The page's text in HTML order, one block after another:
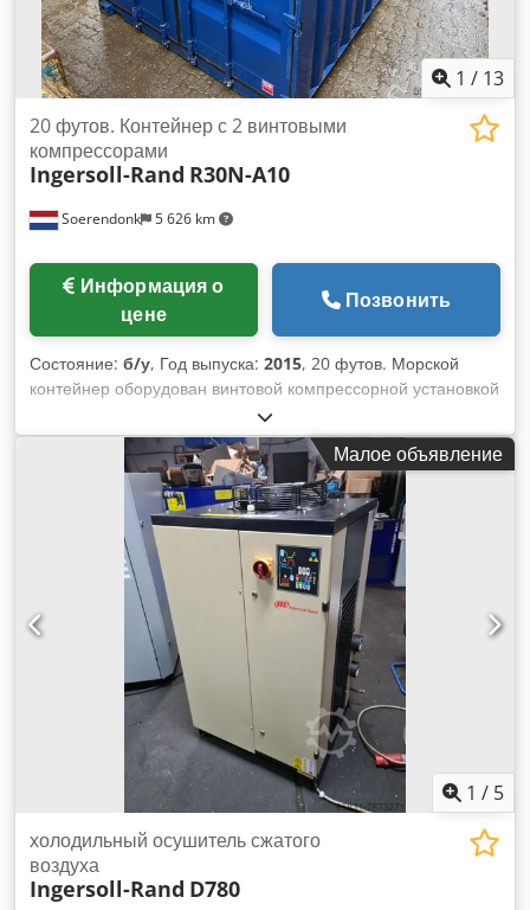
1 / 13
Soerendonk 5 626 km
20 футов. Контейнер с 2 винтовыми
компрессорами
Ingersoll-Rand R30N-A10
цене
Позвонить
Состояние: б/у, Год выпуска: 2015, 20 футов. Морской
контейнер оборудован винтовой компрессорной установкой
с 2 винтовыми компрессорами Ingersoll Rand R30I-A10
мощностью 30 кВт каждый. Chjdpfewbf U Nex Aftea
Малое объявление
1 / 5
холодильный осушитель сжатого
воздуха
Ingersoll-Rand D780